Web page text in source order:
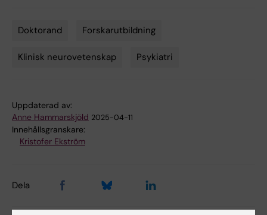
Doktorand Forskarutbildning
Klinisk neurovetenskap Psykiatri
Uppdaterad av:
Anne Hammarskjöld 2025-04-11
Innehållsgranskare:
Kristofer Ekström
Dela